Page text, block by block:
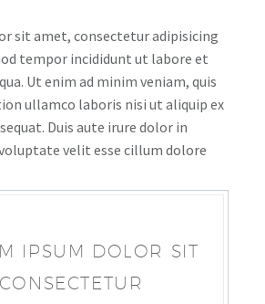
sit amet, consectetur adipisicing
tempor incididunt ut labore et
Ut enim ad minim veniam, quis
ullamco laboris nisi ut aliquip ex
Duis aute irure dolor in
velit esse cillum dolore
IPSUM DOLOR SIT